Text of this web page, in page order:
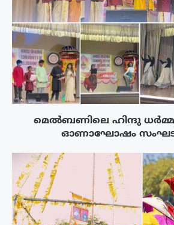
മെൽബണിലെ ഹിന്ദു ധർമ്മ
ഓണാഘോഷം